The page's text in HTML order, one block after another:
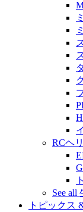
RCヘ
See all
トピックス